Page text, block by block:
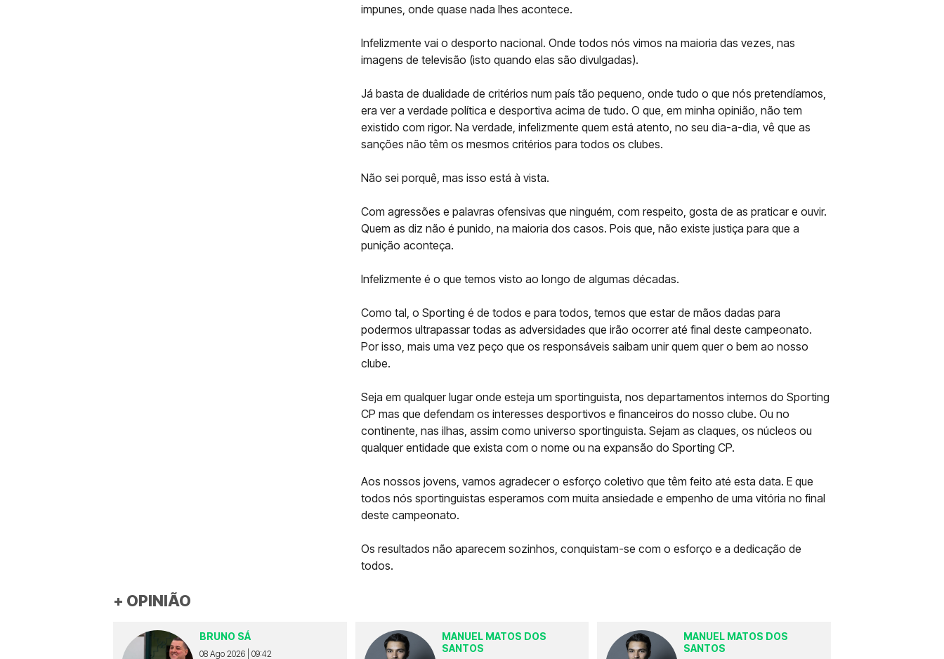
impunes, onde quase nada lhes acontece.
Infelizmente vai o desporto nacional. Onde todos nós vimos na maioria das vezes, nas
imagens de televisão (isto quando elas são divulgadas).
Já basta de dualidade de critérios num país tão pequeno, onde tudo o que nós pretendíamos,
era ver a verdade política e desportiva acima de tudo. O que, em minha opinião, não tem
existido com rigor. Na verdade, infelizmente quem está atento, no seu dia-a-dia, vê que as
sanções não têm os mesmos critérios para todos os clubes.
Não sei porquê, mas isso está à vista.
Com agressões e palavras ofensivas que ninguém, com respeito, gosta de as praticar e ouvir.
Quem as diz não é punido, na maioria dos casos. Pois que, não existe justiça para que a
punição aconteça.
Infelizmente é o que temos visto ao longo de algumas décadas.
Como tal, o Sporting é de todos e para todos, temos que estar de mãos dadas para
podermos ultrapassar todas as adversidades que irão ocorrer até final deste campeonato.
Por isso, mais uma vez peço que os responsáveis saibam unir quem quer o bem ao nosso
clube.
Seja em qualquer lugar onde esteja um sportinguista, nos departamentos internos do Sporting
CP mas que defendam os interesses desportivos e financeiros do nosso clube. Ou no
continente, nas ilhas, assim como universo sportinguista. Sejam as claques, os núcleos ou
qualquer entidade que exista com o nome ou na expansão do Sporting CP.
Aos nossos jovens, vamos agradecer o esforço coletivo que têm feito até esta data. E que
todos nós sportinguistas esperamos com muita ansiedade e empenho de uma vitória no final
deste campeonato.
Os resultados não aparecem sozinhos, conquistam-se com o esforço e a dedicação de
todos.
+ OPINIÃO
BRUNO SÁ
08 Ago 2026 | 09:42
MANUEL MATOS DOS
SANTOS
MANUEL MATOS DOS
SANTOS